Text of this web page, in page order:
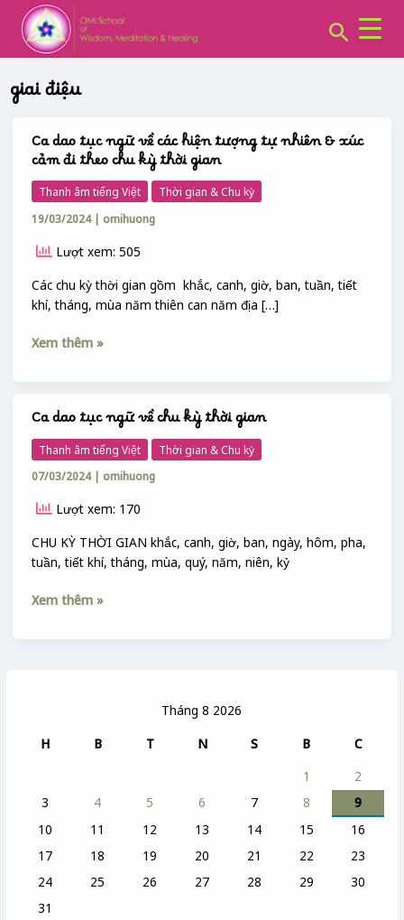
content
Search
Tháng 8 2026
H
B T N S B
C
1
2
3
4 5 6 7 8
9
10
11 12 13 14 15
16
17
18 19 20 21 22
23
24
25 26 27 28 29
30
31
giai điệu
Ca dao tục ngữ về các hiện tượng tự nhiên & xúc
cảm đi theo chu kỳ thời gian
Thanh âm tiếng Việt
Thời gian & Chu kỳ
19/03/2024 | omihuong
Lượt xem: 505
Các chu kỳ thời gian gồm khắc, canh, giờ, ban, tuần, tiết
khí, tháng, mùa năm thiên can năm địa […]
Ca
dao
tục
ngữ
về
các
tượng
tự
&
theo
chu
kỳ
thời
gian
Xem thêm »
Ca dao tục ngữ về chu kỳ thời gian
Thanh âm tiếng Việt
Thời gian & Chu kỳ
07/03/2024 | omihuong
Lượt xem: 170
CHU KỲ THỜI GIAN khắc, canh, giờ, ban, ngày, hôm, pha,
tuần, tiết khí, tháng, mùa, quý, năm, niên, kỷ
Ca
dao
tục
ngữ
về
chu
kỳ
thời
Xem thêm »
CHUYÊN
MỤC: